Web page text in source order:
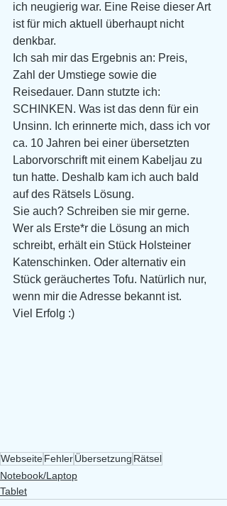
ich neugierig war. Eine Reise dieser Art
ist für mich aktuell überhaupt nicht
denkbar.
Ich sah mir das Ergebnis an: Preis,
Zahl der Umstiege sowie die
Reisedauer. Dann stutzte ich:
SCHINKEN. Was ist das denn für ein
Unsinn. Ich erinnerte mich, dass ich vor
ca. 10 Jahren bei einer übersetzten
Laborvorschrift mit einem Kabeljau zu
tun hatte. Deshalb kam ich auch bald
auf des Rätsels Lösung.
Sie auch? Schreiben sie mir gerne.
Wer als Erste*r die Lösung an mich
schreibt, erhält ein Stück Holsteiner
Katenschinken. Oder alternativ ein
Stück geräuchertes Tofu. Natürlich nur,
wenn mir die Adresse bekannt ist.
Viel Erfolg :)
WebseiteFehlerÜbersetzung Rätsel
Notebook/Laptop
Tablet